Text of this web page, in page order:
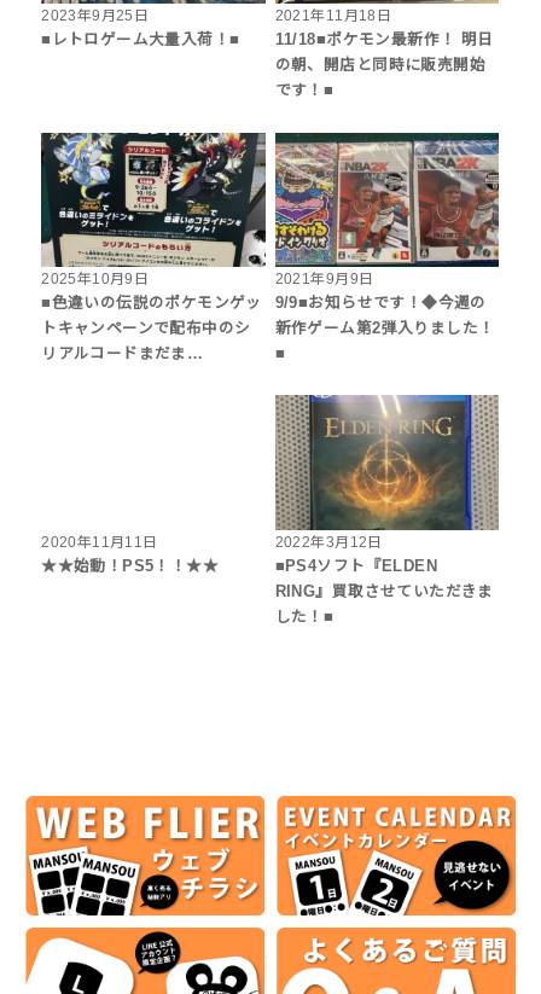
2023年9月25日
■レトロゲーム大量入荷！■
2021年11月18日
11/18■ポケモン最新作！ 明日
の朝、開店と同時に販売開始
です！■
2025年10月9日
■色違いの伝説のポケモンゲッ
トキャンペーンで配布中のシ
リアルコードまだま…
2021年9月9日
9/9■お知らせです！◆今週の
新作ゲーム第2弾入りました！
■
2020年11月11日
★★始動！PS5！！★★
2022年3月12日
■PS4ソフト『ELDEN
RING』買取させていただきま
した！■